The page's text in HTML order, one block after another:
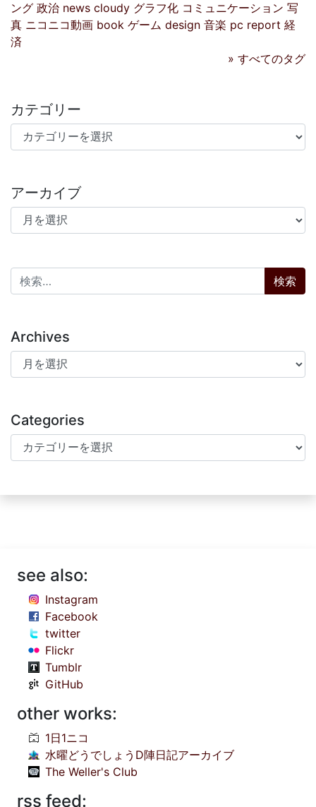
ング 政治 news cloudy グラフ化 コミュニケーション 写
真 ニコニコ動画 book ゲーム design 音楽 pc report 経
済
» すべてのタグ
カテゴリー
カテゴリー
アーカイブ
アーカイブ
検索:
Archives
Archives
Categories
Categories
see also:
Instagram
Facebook
twitter
Flickr
Tumblr
GitHub
other works:
1日1ニコ
水曜どうでしょうD陣日記アーカイブ
The Weller's Club
rss feed: